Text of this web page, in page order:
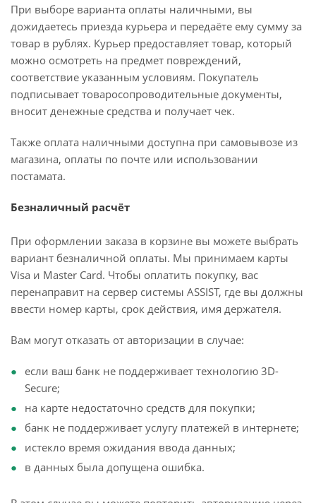
При выборе варианта оплаты наличными, вы
дожидаетесь приезда курьера и передаёте ему сумму за
товар в рублях. Курьер предоставляет товар, который
можно осмотреть на предмет повреждений,
соответствие указанным условиям. Покупатель
подписывает товаросопроводительные документы,
вносит денежные средства и получает чек.
Также оплата наличными доступна при самовывозе из
магазина, оплаты по почте или использовании
постамата.
Безналичный расчёт
При оформлении заказа в корзине вы можете выбрать
вариант безналичной оплаты. Мы принимаем карты
Visa и Master Card. Чтобы оплатить покупку, вас
перенаправит на сервер системы ASSIST, где вы должны
ввести номер карты, срок действия, имя держателя.
Вам могут отказать от авторизации в случае:
если ваш банк не поддерживает технологию 3D-
Secure;
на карте недостаточно средств для покупки;
банк не поддерживает услугу платежей в интернете;
истекло время ожидания ввода данных;
в данных была допущена ошибка.